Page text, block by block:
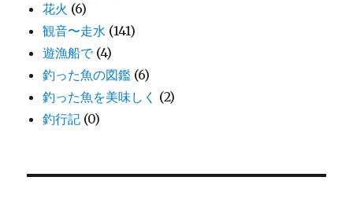
花火 (6)
観音〜走水 (141)
遊漁船で(4)
釣った魚の図鑑 (6)
釣った魚を美味しく (2)
釣行記 (0)